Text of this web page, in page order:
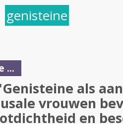
genisteine
...
als
vrouwen
en